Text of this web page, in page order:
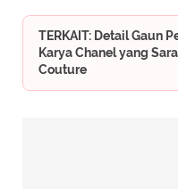
TERKAIT: Detail Gaun
Karya Chanel yang
Couture